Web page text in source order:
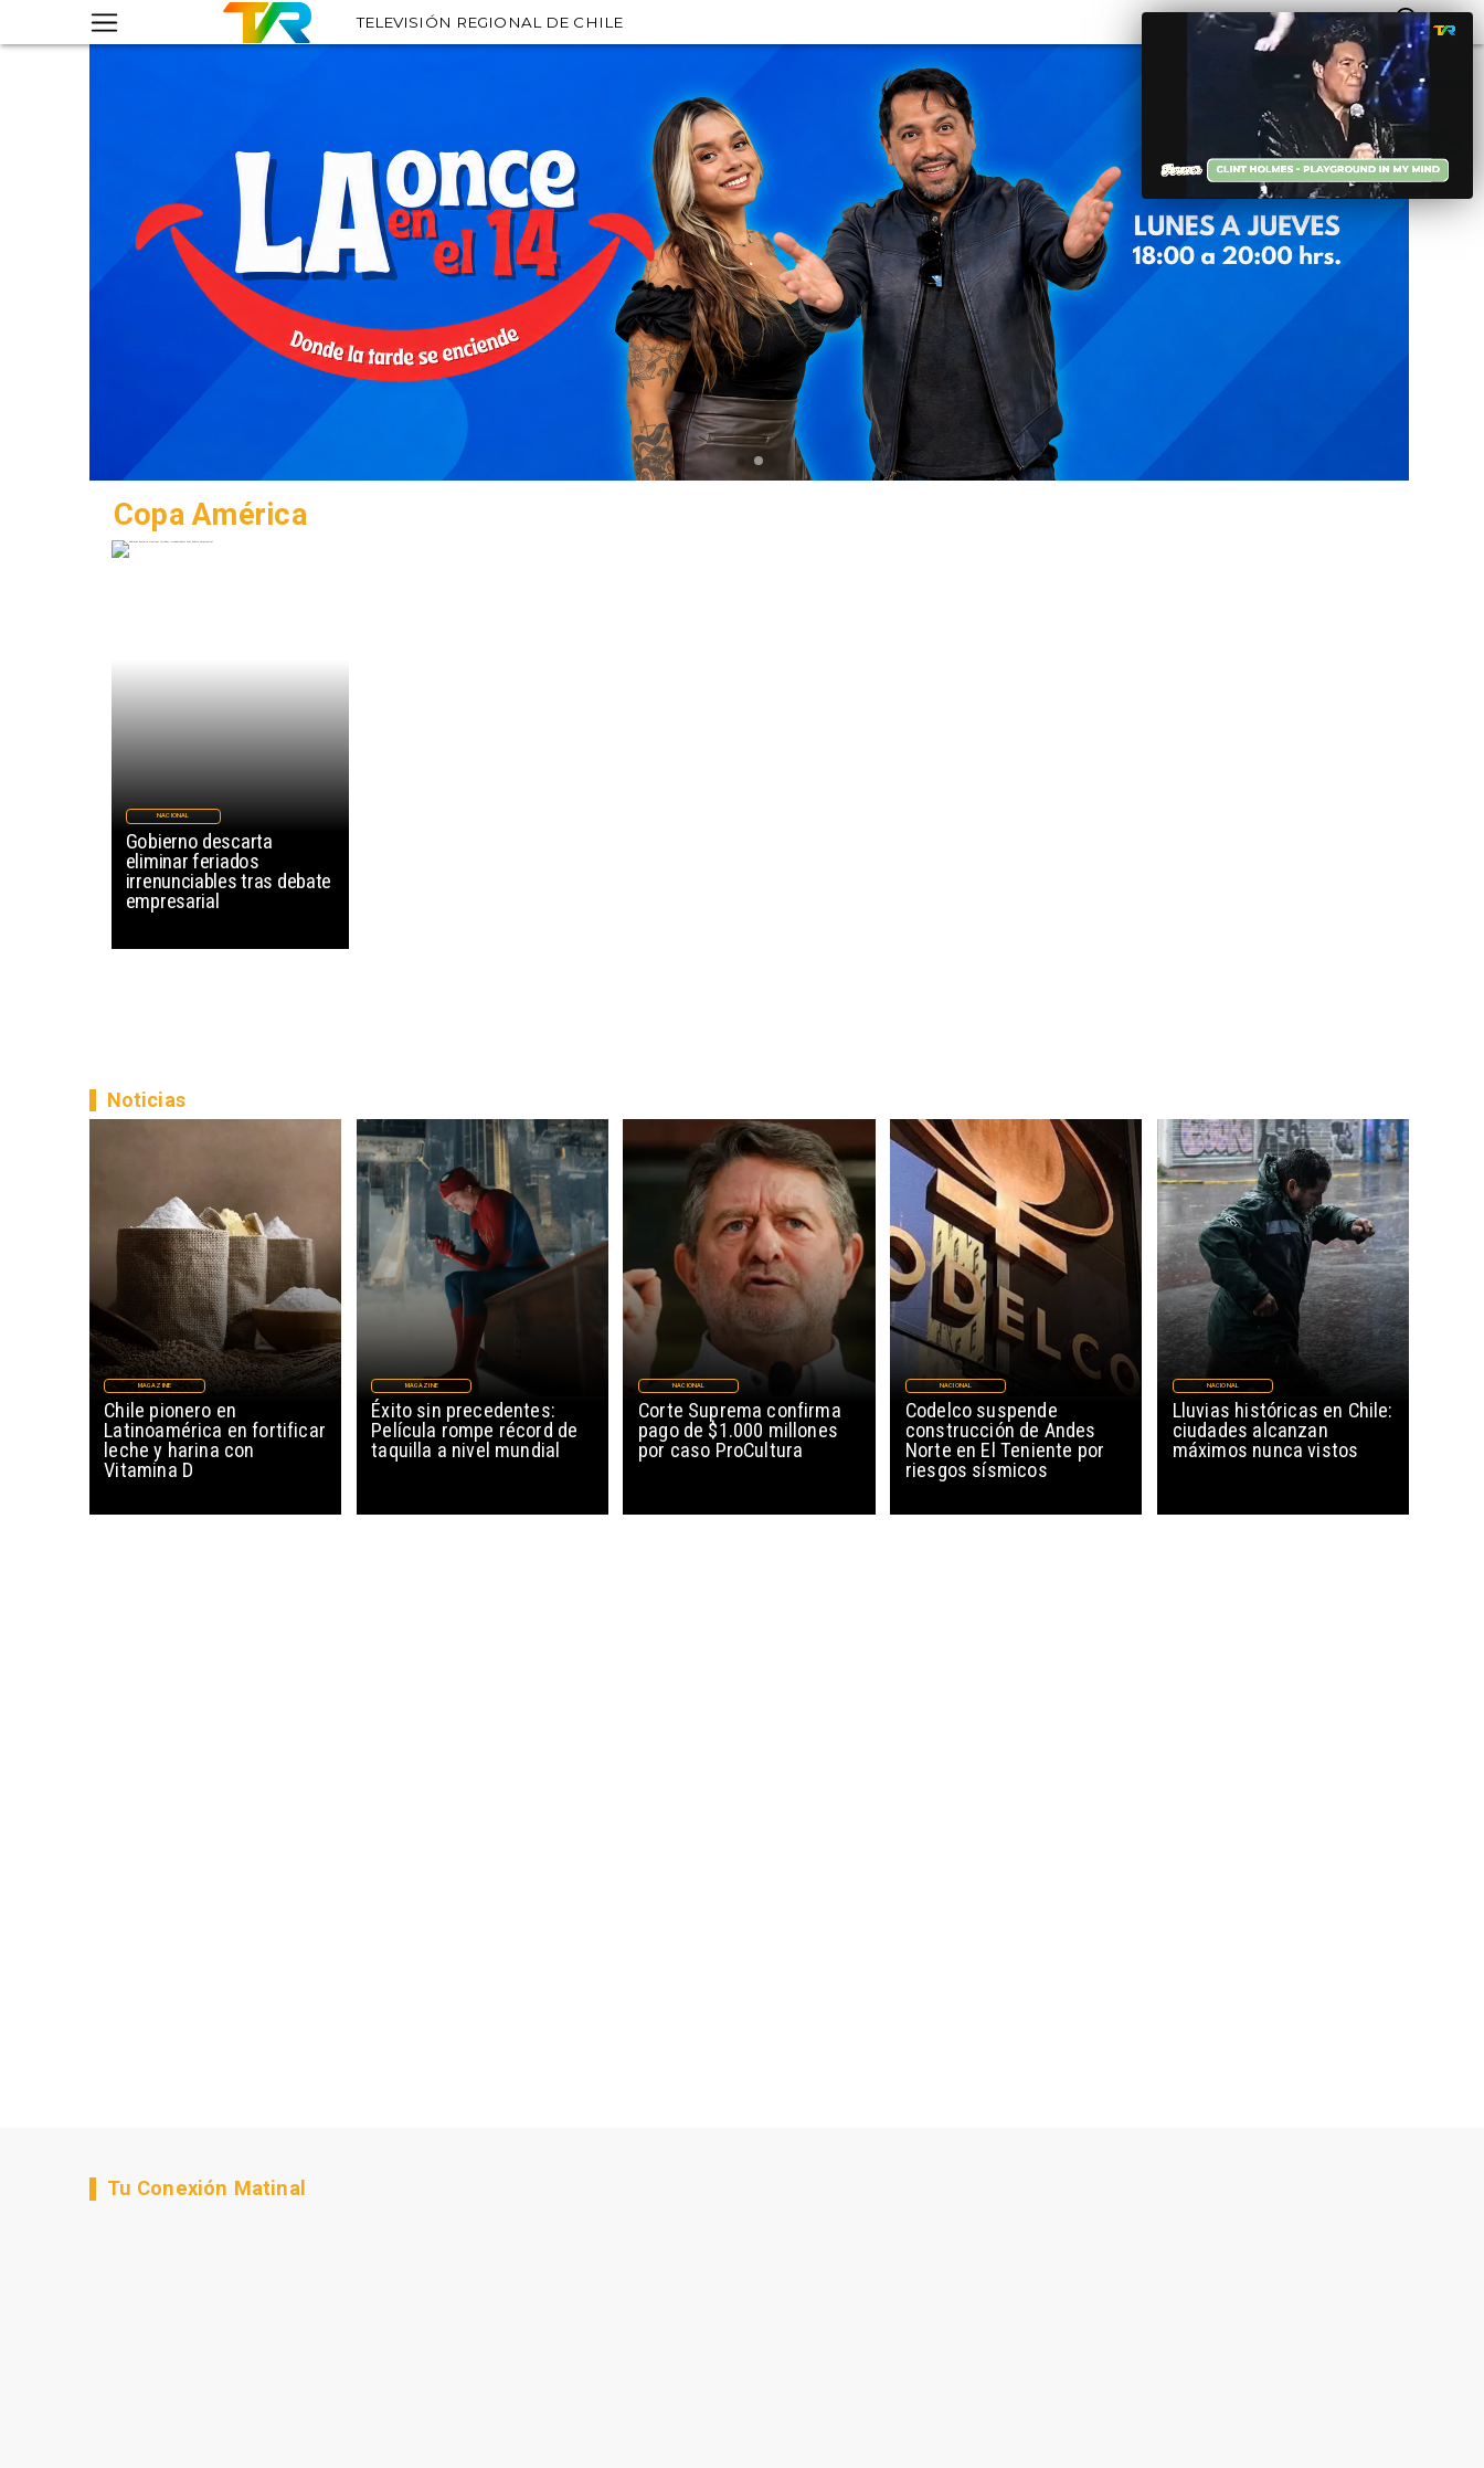
TELEVISIÓN REGIONAL DE CHILE
Copa América
Gobierno descarta
eliminar feriados
irrenunciables tras debate
empresarial
NACIONAL
Chile pionero en
Latinoamérica en fortificar
leche y harina con
Vitamina D
MAGAZINE
Noticias
Éxito sin precedentes:
Película rompe récord de
taquilla a nivel mundial
MAGAZINE
Corte Suprema confirma
pago de $1.000 millones
por caso ProCultura
NACIONAL
Codelco suspende
construcción de Andes
Norte en El Teniente por
riesgos sísmicos
NACIONAL
Lluvias históricas en Chile:
ciudades alcanzan
máximos nunca vistos
NACIONAL
Tu Conexión Matinal